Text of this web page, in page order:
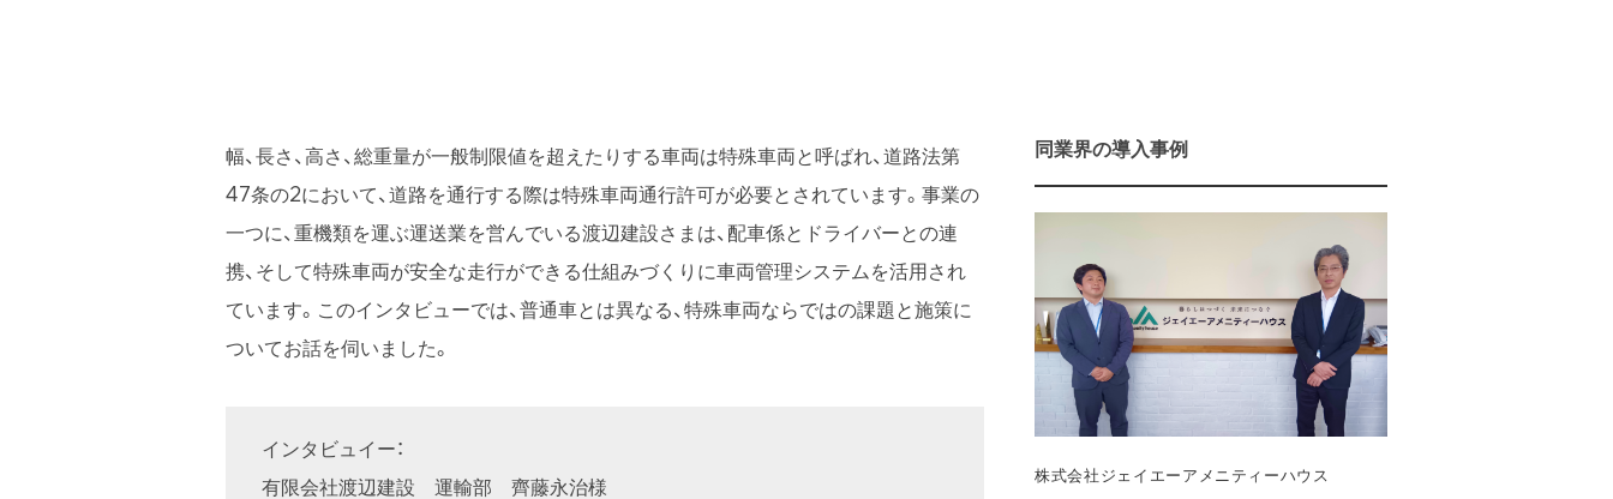
幅、長さ、高さ、総重量が一般制限値を超えたりする車両は特殊車両と呼ばれ、道路法第
47条の2において、道路を通行する際は特殊車両通行許可が必要とされています。事業の
一つに、重機類を運ぶ運送業を営んでいる渡辺建設さまは、配車係とドライバーとの連
携、そして特殊車両が安全な走行ができる仕組みづくりに車両管理システムを活用され
ています。このインタビューでは、普通車とは異なる、特殊車両ならではの課題と施策に
ついてお話を伺いました。
インタビュイー：
有限会社渡辺建設 運輸部 齊藤永治様
同業界の導入事例
株式会社ジェイエーアメニティーハウス